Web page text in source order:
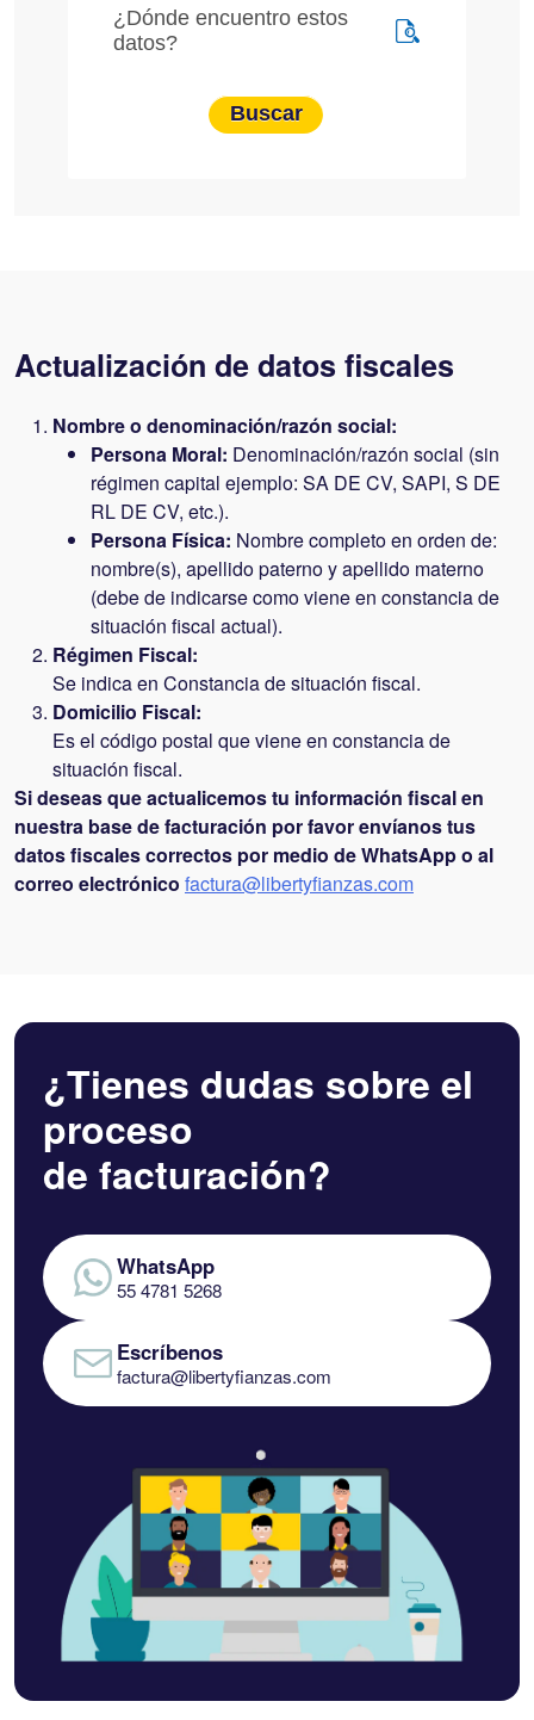
Actualización de datos fiscales
Nombre o denominación/razón social:
Persona Moral: Denominación/razón social (sin
régimen capital ejemplo: SA DE CV, SAPI, S DE
RL DE CV, etc.).
Persona Física: Nombre completo en orden de:
nombre(s), apellido paterno y apellido materno
(debe de indicarse como viene en constancia de
situación fiscal actual).
Régimen Fiscal:
Se indica en Constancia de situación fiscal.
Domicilio Fiscal:
Es el código postal que viene en constancia de
situación fiscal.
Si deseas que actualicemos tu información fiscal en
nuestra base de facturación por favor envíanos tus
datos fiscales correctos por medio de WhatsApp o al
correo electrónico factura@libertyfianzas.com
¿Tienes dudas sobre el
proceso
de facturación?
WhatsApp
55 4781 5268
Escríbenos
factura@libertyfianzas.com